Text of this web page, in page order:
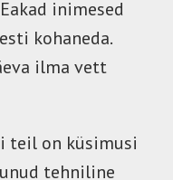
inimesed
kohaneda.
ilma vett
teil on küsimusi
tehniline